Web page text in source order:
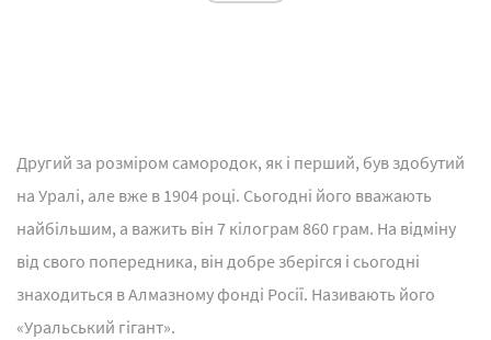
Другий за розміром самородок, як і перший, був здобутий
на Уралі, але вже в 1904 році. Сьогодні його вважають
найбільшим, а важить він 7 кілограм 860 грам. На відміну
від свого попередника, він добре зберігся і сьогодні
знаходиться в Алмазному фонді Росії. Називають його
«Уральський гігант».